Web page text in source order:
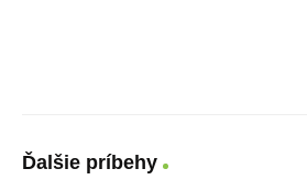
Ďalšie príbehy